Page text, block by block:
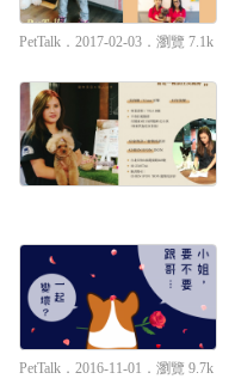
PetTalk ．2017-02-03． 瀏覽 7.1k
PetTalk ．2016-11-01． 瀏覽 9.7k